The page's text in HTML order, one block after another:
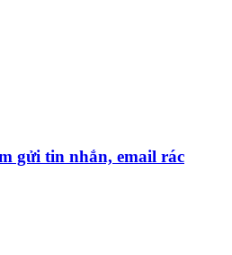
gửi tin nhắn, email rác